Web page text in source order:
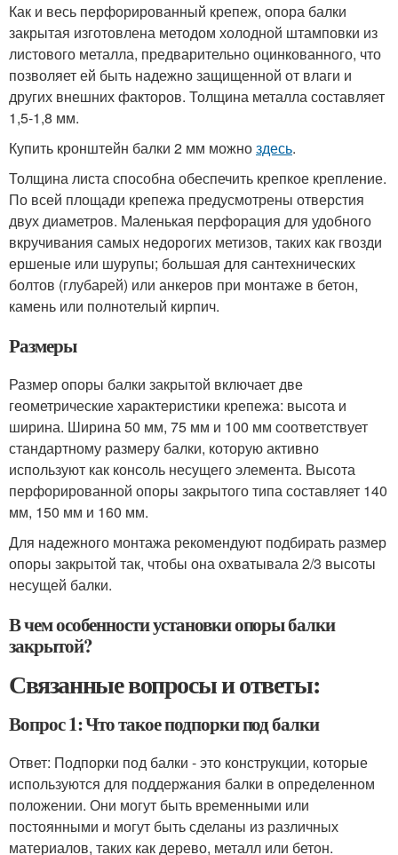
Как и весь перфорированный крепеж, опора балки
закрытая изготовлена методом холодной штамповки из
листового металла, предварительно оцинкованного, что
позволяет ей быть надежно защищенной от влаги и
других внешних факторов. Толщина металла составляет
1,5-1,8 мм.
Купить кронштейн балки 2 мм можноздесь.
Толщина листа способна обеспечить крепкое крепление.
По всей площади крепежа предусмотрены отверстия
двух диаметров. Маленькая перфорация для удобного
вкручивания самых недорогих метизов, таких как гвозди
ершеные или шурупы; большая для сантехнических
болтов (глубарей) или анкеров при монтаже в бетон,
камень или полнотелый кирпич.
Размеры
Размер опоры балки закрытой включает две
геометрические характеристики крепежа: высота и
ширина. Ширина 50 мм, 75 мм и 100 мм соответствует
стандартному размеру балки, которую активно
используют как консоль несущего элемента. Высота
перфорированной опоры закрытого типа составляет 140
мм, 150 мм и 160 мм.
Для надежного монтажа рекомендуют подбирать размер
опоры закрытой так, чтобы она охватывала 2/3 высоты
несущей балки.
В чем особенности установки опоры балки
закрытой?
Связанные вопросы и ответы:
Вопрос 1: Что такое подпорки под балки
Ответ: Подпорки под балки - это конструкции, которые
используются для поддержания балки в определенном
положении. Они могут быть временными или
постоянными и могут быть сделаны из различных
материалов, таких как дерево, металл или бетон.